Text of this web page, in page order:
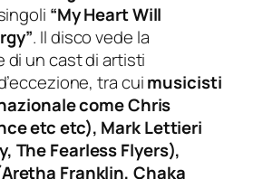
“My Heart Will
. Il disco vede la
di un cast di artisti
tra cuimusicisti
come Chris
etc etc), Mark Lettieri
The Fearless Flyers),
Franklin, Chaka